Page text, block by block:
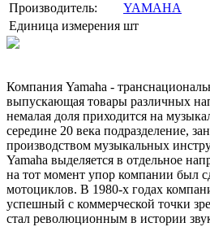
Производитель:
YAMAHA
Единица измерения шт
Компания Yamaha -
выпускающая товары различных
немалая доля приходится на
середине 20 века подразделение,
производством музыкальных
Yamaha выделяется в отдельное
на тот момент упор компании был
мотоциклов. В 1980-х годах
успешный с коммерческой точки
стал революционным в истории